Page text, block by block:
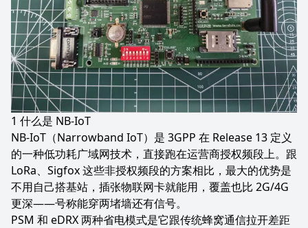
什么是 NB-IoT
NB-IoT（Narrowband IoT）是 3GPP 在 Release 13 定义
的一种低功耗广域网技术，直接跑在运营商授权频段上。跟
LoRa、Sigfox 这些非授权频段的方案相比，最大的优势是
不用自己搭基站，插张物联网卡就能用，覆盖也比 2G/4G
更深——号称能穿两堵墙还有信号。
PSM 和 eDRX 两种省电模式是它跟传统蜂窝通信拉开差距